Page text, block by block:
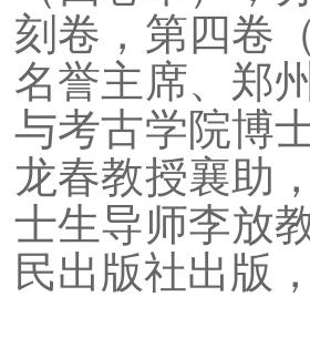
刻卷，第四卷
名誉主席、郑
与考古学院博
龙春教授襄助
士生导师李放
民出版社出版